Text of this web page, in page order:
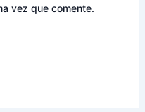
vez que comente.